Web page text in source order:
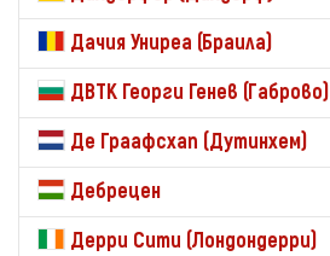
Дачия Униреа (Браила)
ДВТК Георги Генев (Габрово)
Де Граафсхап (Дутинхем)
Дебрецен
Дерри Сити (Лондондерри)